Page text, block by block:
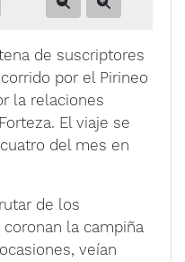
de suscriptores
por el Pirineo
la relaciones
El viaje se
del mes en
de los
la campiña
veían